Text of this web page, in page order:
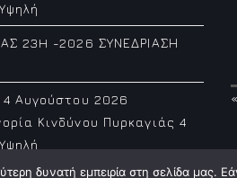
23H -2026 ΣΥΝΕΔΡΙΑΣΗ
4 Αυγούστου 2026
Κινδύνου Πυρκαγιάς 4
δυνατή εμπειρία στη σελίδα μας.